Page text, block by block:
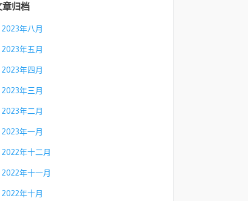
章归档
2023年八月
2023年五月
2023年四月
2023年三月
2023年二月
2023年一月
2022年十二月
2022年十一月
2022年十月